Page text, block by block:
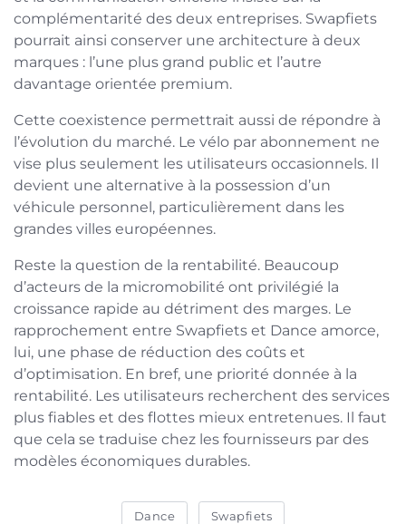
complémentarité des deux entreprises. Swapfiets
pourrait ainsi conserver une architecture à deux
marques : l’une plus grand public et l’autre
davantage orientée premium.
Cette coexistence permettrait aussi de répondre à
l’évolution du marché. Le vélo par abonnement ne
vise plus seulement les utilisateurs occasionnels. Il
devient une alternative à la possession d’un
véhicule personnel, particulièrement dans les
grandes villes européennes.
Reste la question de la rentabilité. Beaucoup
d’acteurs de la micromobilité ont privilégié la
croissance rapide au détriment des marges. Le
rapprochement entre Swapfiets et Dance amorce,
lui, une phase de réduction des coûts et
d’optimisation. En bref, une priorité donnée à la
rentabilité. Les utilisateurs recherchent des services
plus fiables et des flottes mieux entretenues. Il faut
que cela se traduise chez les fournisseurs par des
modèles économiques durables.
Dance Swapfiets